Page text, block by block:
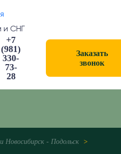
и СНГ
+7
(981)
330-
73-
28
Заказать
звонок
Новосибирск - Подольск
>